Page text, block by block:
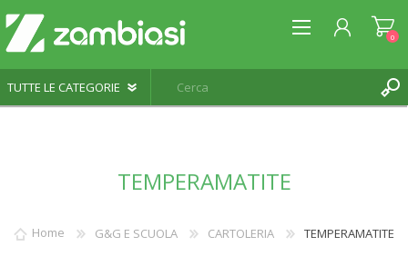
0
TEMPERAMATITE
Home G&G E SCUOLA CARTOLERIA TEMPERAMATITE